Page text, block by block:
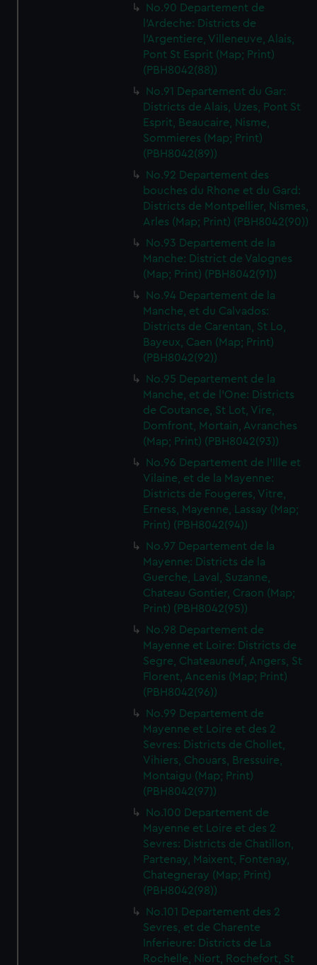
No.90 Departement de
l'Ardeche: Districts de
l'Argentiere, Villeneuve, Alais,
Pont St Esprit (Map; Print)
(PBH8042(88))
No.91 Departement du Gar:
Districts de Alais, Uzes, Pont St
Esprit, Beaucaire, Nisme,
Sommieres (Map; Print)
(PBH8042(89))
No.92 Departement des
bouches du Rhone et du Gard:
Districts de Montpellier, Nismes,
Arles (Map; Print) (PBH8042(90))
No.93 Departement de la
Manche: District de Valognes
(Map; Print) (PBH8042(91))
No.94 Departement de la
Manche, et du Calvados:
Districts de Carentan, St Lo,
Bayeux, Caen (Map; Print)
(PBH8042(92))
No.95 Departement de la
Manche, et de l'One: Districts
de Coutance, St Lot, Vire,
Domfront, Mortain, Avranches
(Map; Print) (PBH8042(93))
No.96 Departement de l'Ille et
Vilaine, et de la Mayenne:
Districts de Fougeres, Vitre,
Erness, Mayenne, Lassay (Map;
Print) (PBH8042(94))
No.97 Departement de la
Mayenne: Districts de la
Guerche, Laval, Suzanne,
Chateau Gontier, Craon (Map;
Print) (PBH8042(95))
No.98 Departement de
Mayenne et Loire: Districts de
Segre, Chateauneuf, Angers, St
Florent, Ancenis (Map; Print)
(PBH8042(96))
No.99 Departement de
Mayenne et Loire et des 2
Sevres: Districts de Chollet,
Vihiers, Chouars, Bressuire,
Montaigu (Map; Print)
(PBH8042(97))
No.100 Departement de
Mayenne et Loire et des 2
Sevres: Districts de Chatillon,
Partenay, Maixent, Fontenay,
Chategneray (Map; Print)
(PBH8042(98))
No.101 Departement des 2
Sevres, et de Charente
Inferieure: Districts de La
Rochelle, Niort, Rochefort, St